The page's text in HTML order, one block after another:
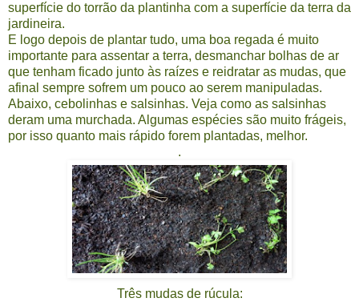
superfície do torrão da plantinha com a superfície da terra da
jardineira.
E logo depois de plantar tudo, uma boa regada é muito
importante para assentar a terra, desmanchar bolhas de ar
que tenham ficado junto às raízes e reidratar as mudas, que
afinal sempre sofrem um pouco ao serem manipuladas.
Abaixo, cebolinhas e salsinhas. Veja como as salsinhas
deram uma murchada. Algumas espécies são muito frágeis,
por isso quanto mais rápido forem plantadas, melhor.
.
Três mudas de rúcula: